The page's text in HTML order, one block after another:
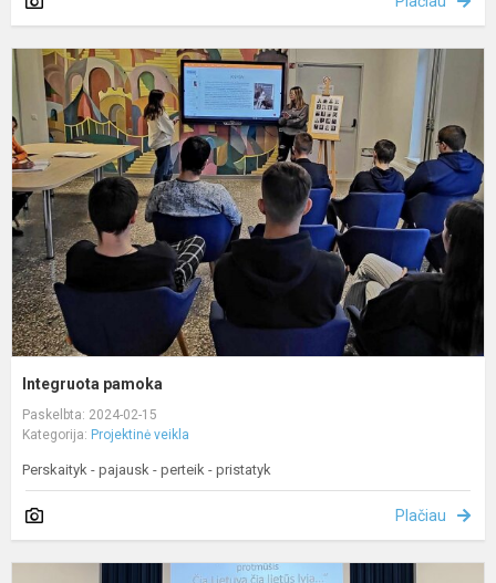
Integruota pamoka
Paskelbta: 2024-02-15
Kategorija: Projektinė veikla
Perskaityk - pajausk - perteik - pristatyk
Plačiau